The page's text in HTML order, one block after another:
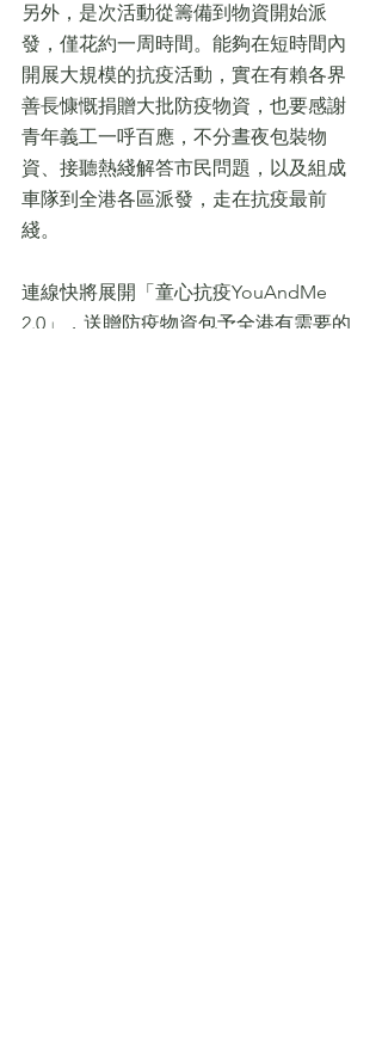
另外，是次活動從籌備到物資開始派
發，僅花約一周時間。能夠在短時間內
開展大規模的抗疫活動，實在有賴各界
善長慷慨捐贈大批防疫物資，也要感謝
青年義工一呼百應，不分晝夜包裝物
資、接聽熱綫解答市民問題，以及組成
車隊到全港各區派發，走在抗疫最前
綫。
連線快將展開「童心抗疫YouAndMe
2.0」，送贈防疫物資包予全港有需要的